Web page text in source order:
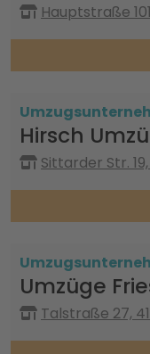
Hauptstraße
Hirsch
Sittarder Str.
Umzüge
Talstraße 27,